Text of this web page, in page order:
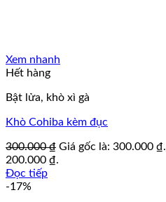
Xem nhanh
Hết hàng
Bật lửa, khò xì gà
Khò Cohiba kèm đục
300.000₫ Giá gốc là: 300.000 ₫.
200.000 ₫.
Đọc tiếp
-17%